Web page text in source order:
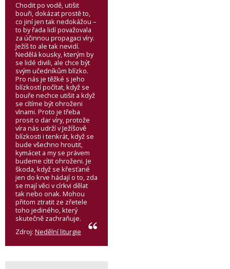
Chodit po vodě, utišit
bouři, dokázat prostě to,
co jiní jen tak nedokážou –
to by řada lidí považovala
za účinnou propagaci víry.
Ježíš to ale tak nevidí.
Nedělá kousky, kterým by
se lidé divili, ale chce být
svým učedníkům blízko.
Pro nás je těžké s jeho
blízkostí počítat, když se
bouře nechce utišit a když
se cítíme být ohroženi
vlnami. Proto je třeba
prosit o dar víry, protože
víra nás udrží v Ježíšově
blízkosti i tenkrát, když se
bude všechno hroutit,
kymácet a my se právem
budeme cítit ohroženi. Je
škoda, když se křesťané
jen do krve hádají o to, zda
se mají věci v církvi dělat
tak nebo onak. Mohou
přitom ztratit ze zřetele
toho jediného, který
skutečně zachraňuje.
Zdroj: Nedělní liturgie